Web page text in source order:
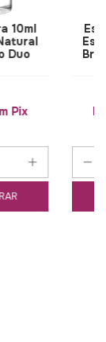
10ml
Duo
Pix